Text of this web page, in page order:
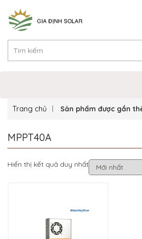
Trang chủ Sản phẩm được gắn
MPPT40A
Hiển thị kết quả duy nhất